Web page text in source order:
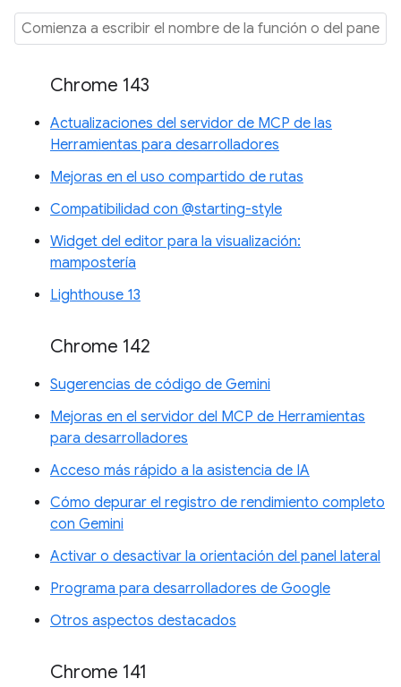
Chrome 143
Actualizaciones del servidor de MCP de las
Herramientas para desarrolladores
Mejoras en el uso compartido de rutas
Compatibilidad con @starting-style
Widget del editor para la visualización:
mampostería
Lighthouse 13
Chrome 142
Sugerencias de código de Gemini
Mejoras en el servidor del MCP de Herramientas
para desarrolladores
Acceso más rápido a la asistencia de IA
Cómo depurar el registro de rendimiento completo
con Gemini
Activar o desactivar la orientación del panel lateral
Programa para desarrolladores de Google
Otros aspectos destacados
Chrome 141